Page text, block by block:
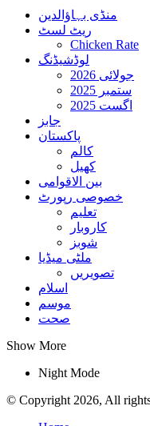
منڈی بہاؤالدین
ریٹ لسٹ
Chicken Rate
لوڈشیڈنگ
جولائی 2026
ستمبر 2025
اگست 2025
جابز
پاکستان
کالم
کھیل
بین الاقوامی
خصوصی رپورٹ
تعلیم
کاروبار
شوبز
ملٹی میڈیا
تصویریں
اسلام
موسم
صحت
Show More
Night Mode
© Copyright 2026, All